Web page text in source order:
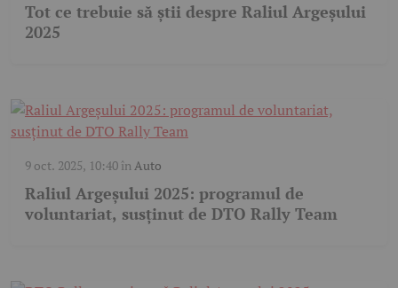
Tot ce trebuie să știi despre Raliul Argeșului
2025
9 oct. 2025, 10:40 înAuto
Raliul Argeșului 2025: programul de
voluntariat, susținut de DTO Rally Team